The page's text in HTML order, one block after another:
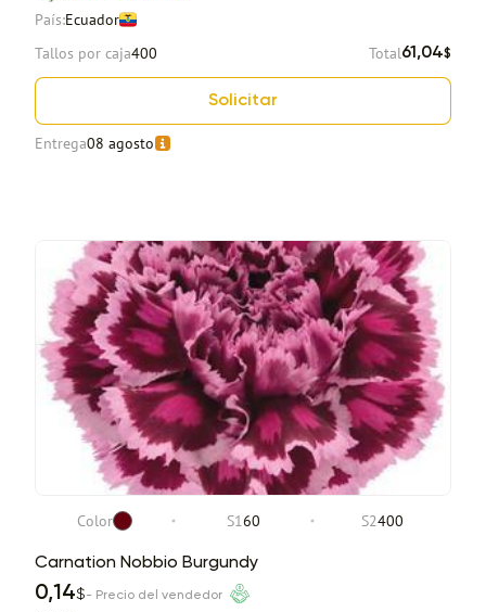
País:Ecuador
Tallos por caja400 Total61,04$
Solicitar
Entrega08 agosto
Color S160 S2400
Carnation Nobbio Burgundy
0,14$- Precio del vendedor